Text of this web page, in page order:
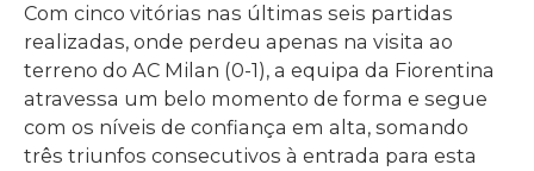
Com cinco vitórias nas últimas seis partidas
realizadas, onde perdeu apenas na visita ao
terreno do AC Milan (0-1), a equipa da Fiorentina
atravessa um belo momento de forma e segue
com os níveis de confiança em alta, somando
três triunfos consecutivos à entrada para esta